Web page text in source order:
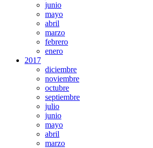
junio
mayo
abril
marzo
febrero
enero
2017
diciembre
noviembre
octubre
septiembre
julio
junio
mayo
abril
marzo